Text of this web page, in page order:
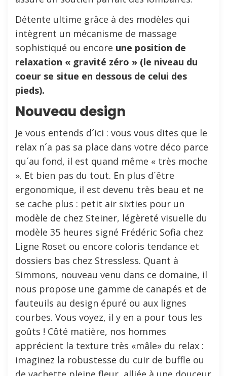
Détente ultime grâce à des modèles qui
intègrent un mécanisme de massage
sophistiqué ou encore une position de
relaxation « gravité zéro » (le niveau du
coeur se situe en dessous de celui des
pieds).
Nouveau design
Je vous entends d´ici : vous vous dites que le
relax n´a pas sa place dans votre déco parce
qu´au fond, il est quand même « très moche
». Et bien pas du tout. En plus d´être
ergonomique, il est devenu très beau et ne
se cache plus : petit air sixties pour un
modèle de chez Steiner, légèreté visuelle du
modèle 35 heures signé Frédéric Sofia chez
Ligne Roset ou encore coloris tendance et
dossiers bas chez Stressless. Quant à
Simmons, nouveau venu dans ce domaine, il
nous propose une gamme de canapés et de
fauteuils au design épuré ou aux lignes
courbes. Vous voyez, il y en a pour tous les
goûts ! Côté matière, nos hommes
apprécient la texture très «mâle» du relax :
imaginez la robustesse du cuir de buffle ou